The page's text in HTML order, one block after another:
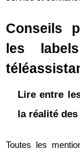
Conseils
les
Lire entre
la réalité
Toutes les